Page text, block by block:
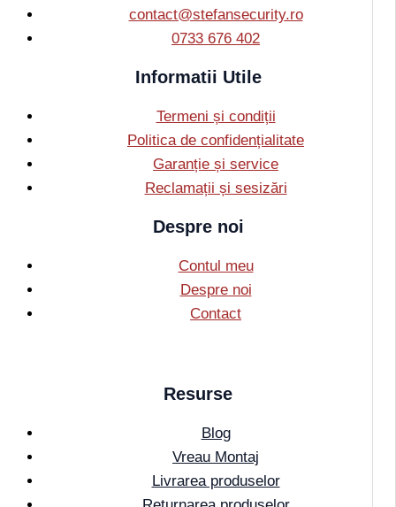
contact@stefansecurity.ro
0733 676 402
Informatii Utile
Termeni și condiții
Politica de confidențialitate
Garanție și service
Reclamații și sesizări
Despre noi
Contul meu
Despre noi
Contact
Resurse
Blog
Vreau Montaj
Livrarea produselor